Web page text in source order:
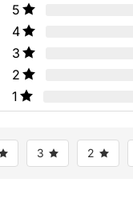
5
4
3
2
1
3 2